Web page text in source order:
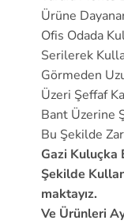
Ürüne
Ofis Odada
Serilerek
Görmeden
Üzeri Şeffaf
Bant Üzerine
Bu Şekilde
Gazi Kuluçka
Şekilde
maktayız.
Ve Ürünleri